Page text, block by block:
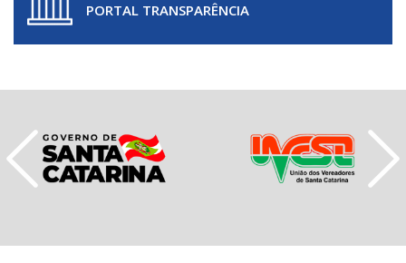
PORTAL TRANSPARÊNCIA